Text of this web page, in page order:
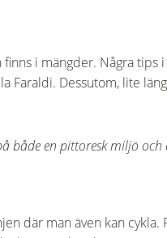
i mängder. Några
Faraldi. Dessutom, lite
både en pittoresk miljö och
där man även kan